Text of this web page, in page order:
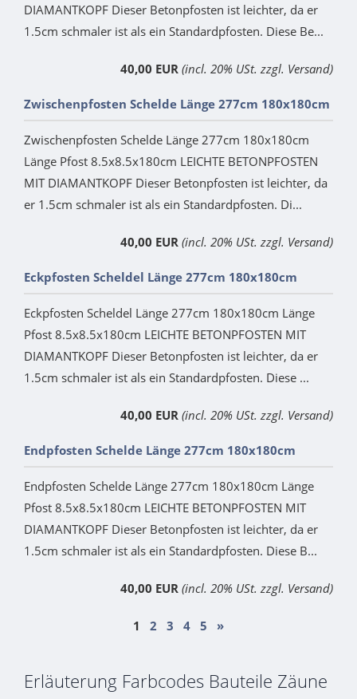
DIAMANTKOPF Dieser Betonpfosten ist leichter, da er
1.5cm schmaler ist als ein Standardpfosten. Diese Be...
40,00 EUR (incl. 20% USt. zzgl. Versand)
Zwischenpfosten Schelde Länge 277cm 180x180cm
Zwischenpfosten Schelde Länge 277cm 180x180cm
Länge Pfost 8.5x8.5x180cm LEICHTE BETONPFOSTEN
MIT DIAMANTKOPF Dieser Betonpfosten ist leichter, da
er 1.5cm schmaler ist als ein Standardpfosten. Di...
40,00 EUR (incl. 20% USt. zzgl. Versand)
Eckpfosten Scheldel Länge 277cm 180x180cm
Eckpfosten Scheldel Länge 277cm 180x180cm Länge
Pfost 8.5x8.5x180cm LEICHTE BETONPFOSTEN MIT
DIAMANTKOPF Dieser Betonpfosten ist leichter, da er
1.5cm schmaler ist als ein Standardpfosten. Diese ...
40,00 EUR (incl. 20% USt. zzgl. Versand)
Endpfosten Schelde Länge 277cm 180x180cm
Endpfosten Schelde Länge 277cm 180x180cm Länge
Pfost 8.5x8.5x180cm LEICHTE BETONPFOSTEN MIT
DIAMANTKOPF Dieser Betonpfosten ist leichter, da er
1.5cm schmaler ist als ein Standardpfosten. Diese B...
40,00 EUR (incl. 20% USt. zzgl. Versand)
1 2 3 4 5 »
Erläuterung Farbcodes Bauteile Zäune